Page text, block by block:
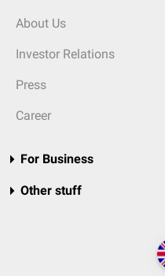
About Us
Investor Relations
Press
Career
For Business
Other stuff